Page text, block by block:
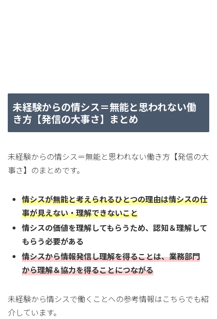
未経験からの情シス＝無能と思われない働
き方【発信の大事さ】まとめ
未経験からの情シス＝無能と思われない働き方【発信の大
事さ】のまとめです。
情シスが無能と考えられるひとつの理由は情シスの仕
事が見えない・理解できないこと
情シスの価値を理解してもらうため、認知＆理解して
もらう必要がある
情シスから情報発信し理解を得ることは、業務部門
から理解＆協力を得ることにつながる
未経験から情シスで働くことへの参考情報はこちらでも紹
介しています。